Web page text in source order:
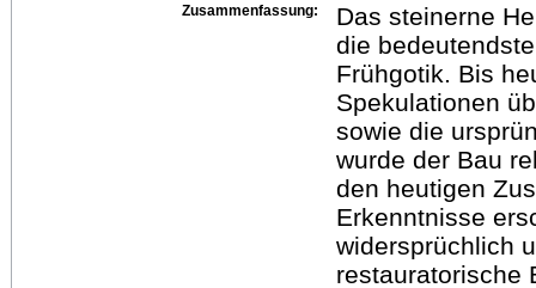
Zusammenfassung:
Das steinerne
die
Frühgotik. Bis
Spekulationen
sowie die
wurde der Bau
den heutigen
Erkenntnisse
widersprüchlich
restauratorische